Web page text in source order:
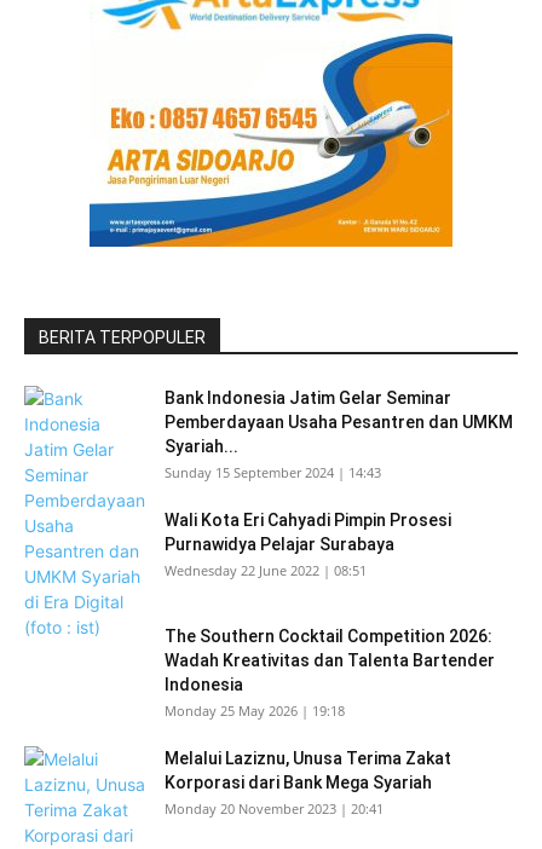
BERITA TERPOPULER
Bank Indonesia Jatim Gelar Seminar
Pemberdayaan Usaha Pesantren dan UMKM
Syariah...
Sunday 15 September 2024 | 14:43
Wali Kota Eri Cahyadi Pimpin Prosesi
Purnawidya Pelajar Surabaya
Wednesday 22 June 2022 | 08:51
The Southern Cocktail Competition 2026:
Wadah Kreativitas dan Talenta Bartender
Indonesia
Monday 25 May 2026 | 19:18
Melalui Laziznu, Unusa Terima Zakat
Korporasi dari Bank Mega Syariah
Monday 20 November 2023 | 20:41